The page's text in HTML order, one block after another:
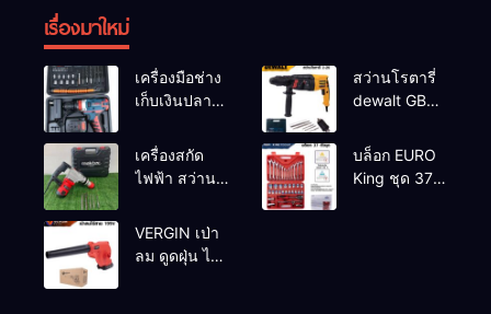
เรื่องมาใหม่
เครื่องมือช่าง
เก็บเงินปลาย
สว่านโรตารี่
dewalt GBH
2-26 DFR ทุ่น
ทองแดงแท้
100%
เครื่องสกัด
ไฟฟ้า สว่าน
MAKTEC รุ่น MT2926A
บล็อก EURO
King ชุด 37
VERGIN เป่า
ลม ดูดฝุ่น ไร้